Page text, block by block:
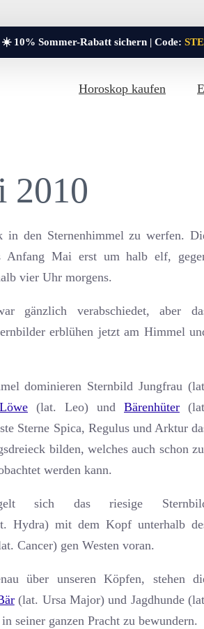
☀️ 10% Sommer-Rabatt sichern | Code:
Horoskop kaufen
2010
den Sternenhimmel zu werfen.
Mai erst um halb elf,
vier Uhr morgens.
gänzlich verabschiedet, aber
erblühen jetzt am Himmel
dominieren Sternbild Jungfrau
(lat. Leo) und Bärenhüter
Sterne Spica, Regulus und Arktur
bilden, welches auch schon
werden kann.
sich das riesige
Hydra) mit dem Kopf unterhalb
Cancer) gen Westen voran.
über unseren Köpfen, stehen
(lat. Ursa Major) und Jagdhunde
seiner ganzen Pracht zu bewundern.